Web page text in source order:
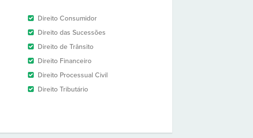
Direito Consumidor
Direito das Sucessões
Direito de Trânsito
Direito Financeiro
Direito Processual Civil
Direito Tributário